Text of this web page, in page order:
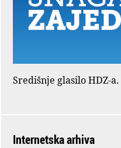
Središnje glasilo HDZ-a.
Internetska arhiva